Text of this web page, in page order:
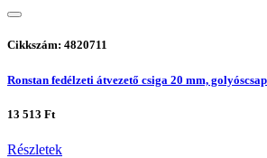
Cikkszám: 4820711
Ronstan fedélzeti átvezető csiga 20 mm,
13 513 Ft
Részletek